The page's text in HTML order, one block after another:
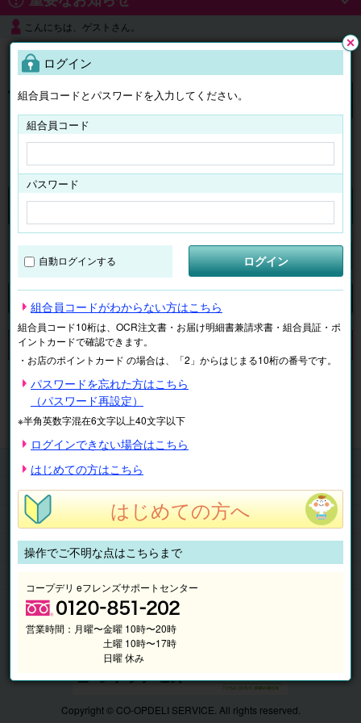
こんにちは、ゲストさん。
よくある質問
ログイン
チケット マイページ
検索
申し訳ございません。 現在、該当商品は、お取扱いしておりません。
マイページ 注文履歴
抽選結果
請求内容
チケット
くらしのサービス
このサイトの使い方
マイページ
Copyright © CO-OPDELI SERVICE. All rights reserved.
ログイン
組合員コードとパスワードを入力してください。
組合員コード
パスワード
自動ログインする ログイン
組合員コードがわからない方はこちら
組合員コード10桁は、OCR注文書・お届け明細書兼請求書・組合員証・ポ
イントカードで確認できます。
・お店のポイントカード の場合は、「2」からはじまる10桁の番号です。
パスワードを忘れた方はこちら
（パスワード再設定）
※半角英数字混在6文字以上40文字以下
ログインできない場合はこちら
はじめての方はこちら
はじめての方へ
操作でご不明な点はこちらまで
コープデリ eフレンズサポートセンター
営業時間： 月曜〜金曜 10時〜20時
土曜 10時〜17時
日曜 休み